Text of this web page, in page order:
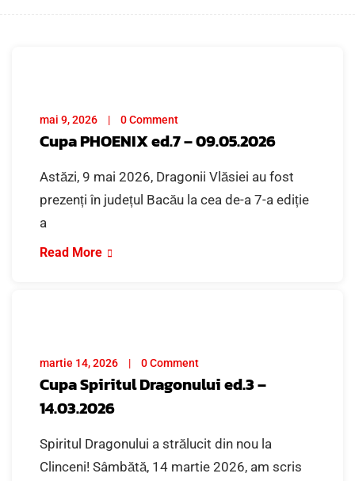
mai 9, 2026 0 Comment
Cupa PHOENIX ed.7 – 09.05.2026
Astăzi, 9 mai 2026, Dragonii Vlăsiei au fost
prezenți în județul Bacău la cea de-a 7-a ediție
a
Read More
martie 14, 2026 0 Comment
Cupa Spiritul Dragonului ed.3 –
14.03.2026
Spiritul Dragonului a strălucit din nou la
Clinceni! Sâmbătă, 14 martie 2026, am scris